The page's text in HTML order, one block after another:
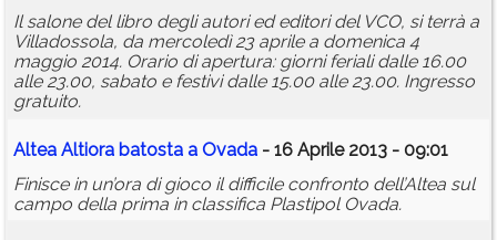
Il salone del libro degli autori ed editori del VCO, si terrà a
Villadossola, da mercoledì 23 aprile a domenica 4
maggio 2014. Orario di apertura: giorni feriali dalle 16.00
alle 23.00, sabato e festivi dalle 15.00 alle 23.00. Ingresso
gratuito.
Altea Altiora batosta a Ovada - 16 Aprile 2013 - 09:01
Finisce in un’ora di gioco il difficile confronto dell’Altea sul
campo della prima in classifica Plastipol Ovada.